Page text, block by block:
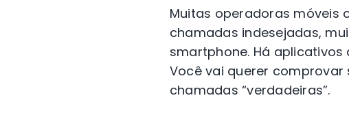
Muitas operadoras móveis
chamadas indesejadas,
smartphone. Há
Você vai querer
chamadas “verdadeiras”.